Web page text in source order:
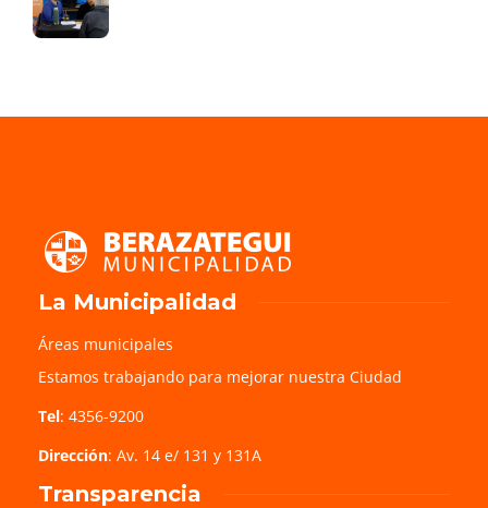
La Municipalidad
Áreas municipales
Estamos trabajando para mejorar nuestra Ciudad
Tel: 4356-9200
Dirección: Av. 14 e/ 131 y 131A
Transparencia